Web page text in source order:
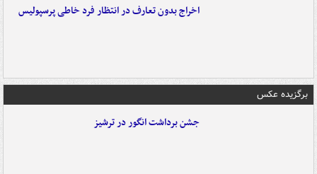
اخراج بدون تعارف در انتظار فرد خاطی پرسپولیس
برگزیده عکس
جشن برداشت انگور در ترشیز